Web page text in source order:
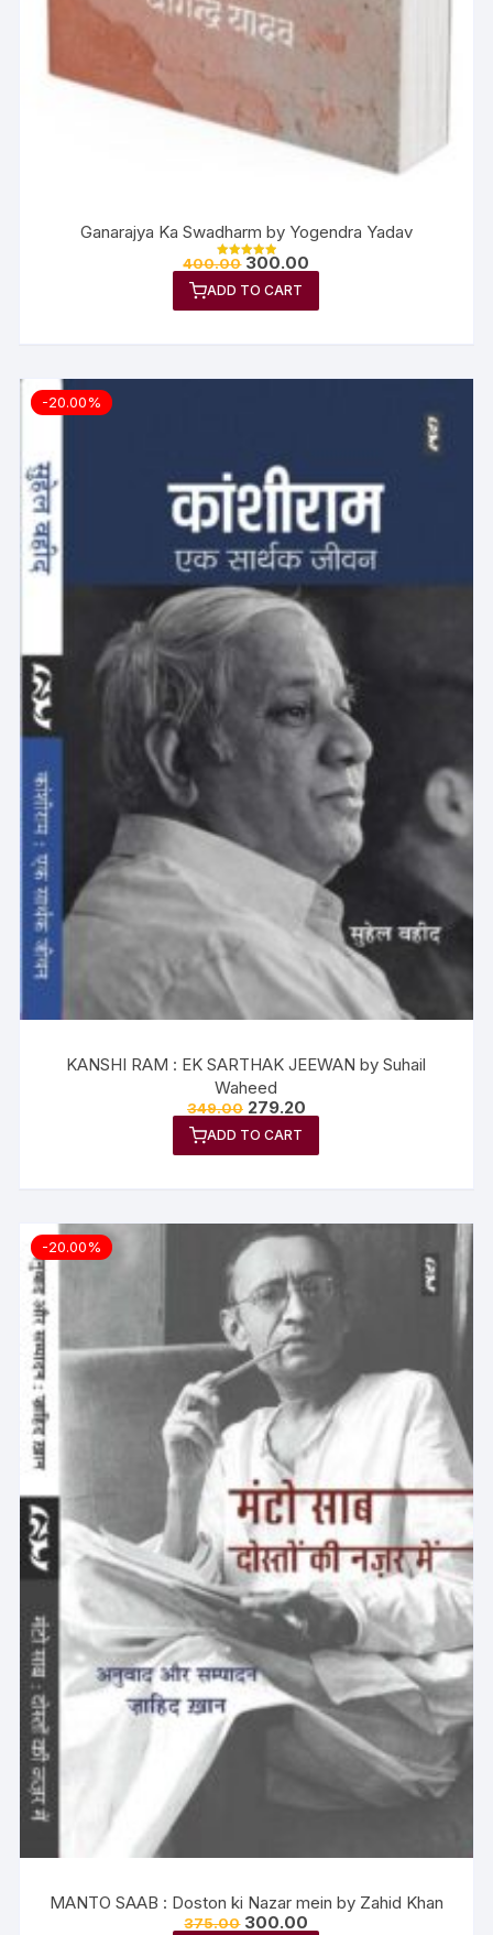
Ganarajya Ka Swadharm by Yogendra Yadav
Rated
out of 5
400.00 300.00
ADD TO CART
-20.00%
KANSHI RAM : EK SARTHAK JEEWAN by Suhail
Waheed
349.00 279.20
ADD TO CART
-20.00%
MANTO SAAB : Doston ki Nazar mein by Zahid Khan
375.00 300.00